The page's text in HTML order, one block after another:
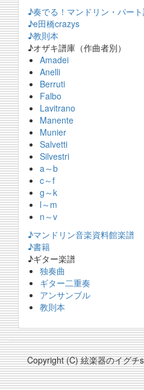
♪奏でる！マンドリン・パー
♪e田橋crazys
♪教則本
♪オザキ譜庫（作曲者別）
Amadei
Anelli
Berruti
Falbo
Lavitrano
Manente
Munier
Salvetti
Silvestri
a～b
c～f
g～k
l～m
n～v
♪マンドリン音楽資料館楽譜
♪書籍
♪ギター楽譜
独奏曲
ギター二重奏
アンサンブル
教則本
Copyright (C) 絃楽器のイグ